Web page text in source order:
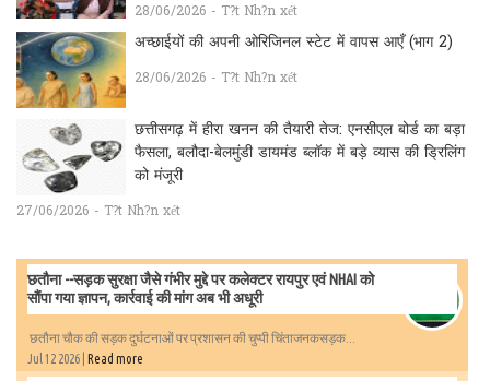
28/06/2026 - T?t Nh?n xét
अच्छाईयों की अपनी ओरिजिनल स्टेट में वापस आएँ (भाग 2)
28/06/2026 - T?t Nh?n xét
छत्तीसगढ़ में हीरा खनन की तैयारी तेज: एनसीएल बोर्ड का बड़ा
फैसला, बलौदा-बेलमुंडी डायमंड ब्लॉक में बड़े व्यास की ड्रिलिंग
को मंजूरी
27/06/2026 - T?t Nh?n xét
छतौना --सड़क सुरक्षा जैसे गंभीर मुद्दे पर कलेक्टर रायपुर एवं NHAI को
सौंपा गया ज्ञापन, कार्रवाई की मांग अब भी अधूरी
छतौना चौक की सड़क दुर्घटनाओं पर प्रशासन की चुप्पी चिंताजनकसड़क...
Jul 12 2026 | Read more